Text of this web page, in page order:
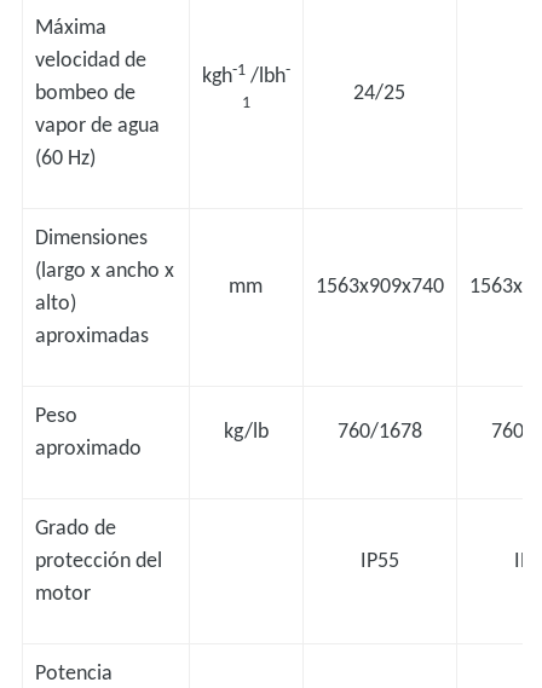
Máxima
velocidad de
bombeo de
vapor de agua
(60 Hz)
kgh-1/lbh-
1
24/25
Dimensiones
(largo x ancho x
alto)
aproximadas
mm 1563x909x740
Peso
aproximado
kg/lb 760/1678 760/
Grado de
protección del
motor
IP55
Potencia